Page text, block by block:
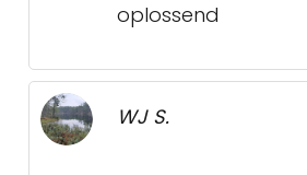
oplossend
WJ S.